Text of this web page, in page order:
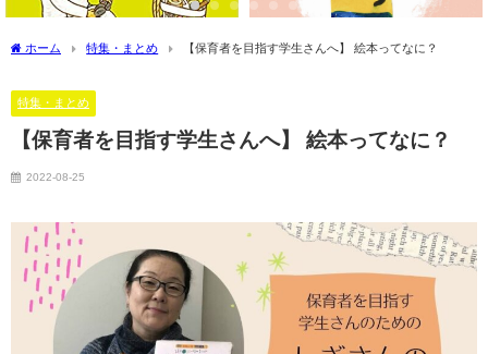
ホーム 特集・まとめ 【保育者を目指す学生さんへ】 絵本ってなに？
特集・まとめ
【保育者を目指す学生さんへ】 絵本ってなに？
2022-08-25